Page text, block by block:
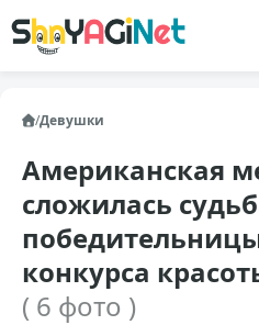
/Девушки
Американская
сложилась
конкурса
( 6 фото )